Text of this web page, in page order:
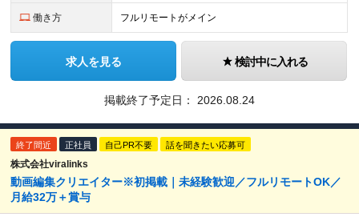
働き方 フルリモートがメイン
求人を見る 検討中に入れる
掲載終了予定日： 2026.08.24
終了間近 正社員 自己PR不要 話を聞きたい応募可
株式会社viralinks
動画編集クリエイター※初掲載｜未経験歓迎／フルリモートOK／
月給32万＋賞与